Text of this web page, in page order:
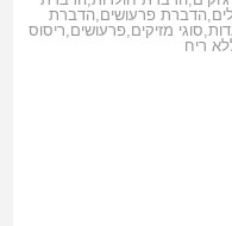
,הדברת פרעושים,הדברת
,סוגי מזיקים,פרעושים,ריסוס
ריח